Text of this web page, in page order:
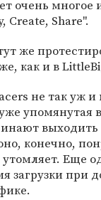
очень
Create, Share".
же
как и в
не так уж
конечно,
утомляет. Еще
загрузки при